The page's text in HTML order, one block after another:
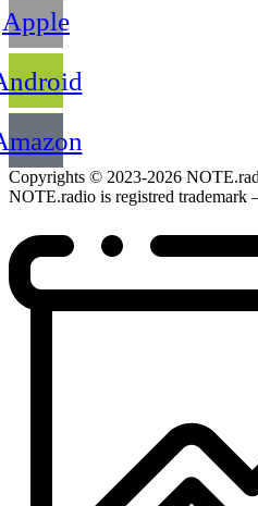
Apple
Copyrights © 2023-2026
NOTE.radio is registred trademark